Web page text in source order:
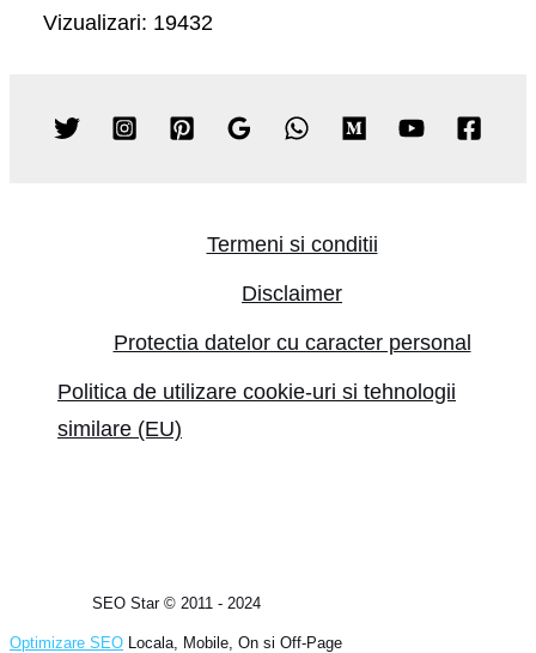
Vizualizari: 19432
Termeni si conditii
Disclaimer
Protectia datelor cu caracter personal
Politica de utilizare cookie-uri si tehnologii
similare (EU)
SEO Star © 2011 - 2024
Optimizare SEO Locala, Mobile, On si Off-Page